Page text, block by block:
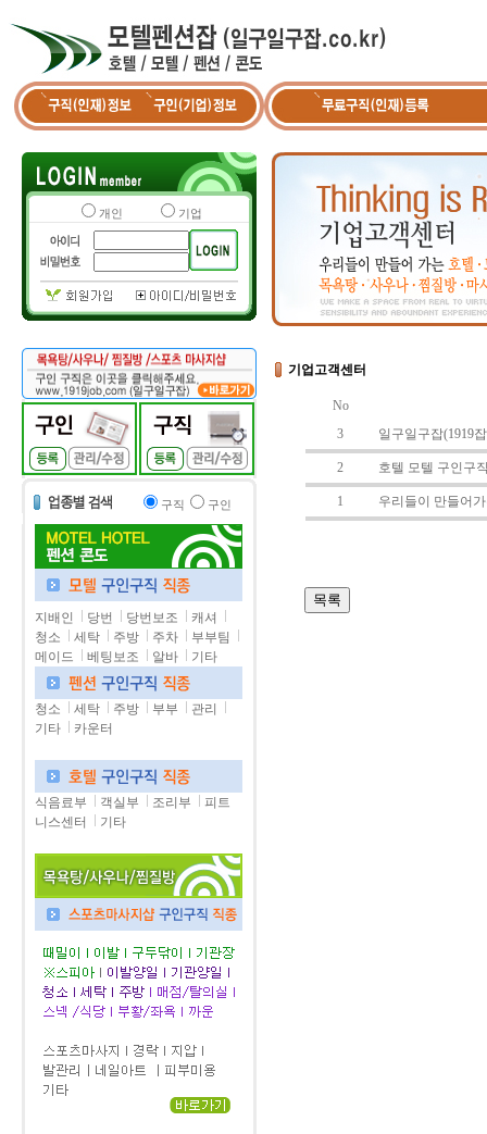
개인 기업
구직 구인
지배인 당번 당번보조
캐셔
청소
세탁 주방 주차
부부팀
메이드
베팅보조 알바 기타
청소 세탁 주방 부부
관리
기타
카운터
식음료부 객실부 조리부
피트
니스센터
기타
기업고객센터
No
3
일구일구잡(1919
2 호텔 모텔 구인구
1 우리들이 만들어